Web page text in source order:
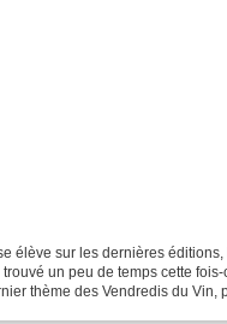
élève sur les dernières
un peu de temps cette
thème des Vendredis du Vin,